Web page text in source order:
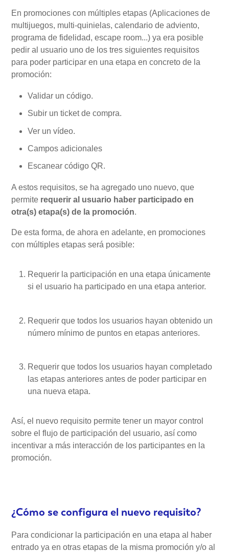
Preguntas Frecuentes
Actualizaciones
En promociones con múltiples etapas (Aplicaciones de
multijuegos, multi-quinielas, calendario de adviento,
programa de fidelidad, escape room...) ya era posible
pedir al usuario uno de los tres siguientes requisitos
para poder participar en una etapa en concreto de la
promoción:
Validar un código.
Subir un ticket de compra.
Ver un vídeo.
Campos adicionales
Escanear código QR.
A estos requisitos, se ha agregado uno nuevo, que
permite requerir al usuario haber participado en
otra(s) etapa(s) de la promoción.
De esta forma, de ahora en adelante, en promociones
con múltiples etapas será posible:
Requerir la participación en una etapa únicamente
si el usuario ha participado en una etapa anterior.
Requerir que todos los usuarios hayan obtenido un
número mínimo de puntos en etapas anteriores.
Requerir que todos los usuarios hayan completado
las etapas anteriores antes de poder participar en
una nueva etapa.
Así, el nuevo requisito permite tener un mayor control
sobre el flujo de participación del usuario, así como
incentivar a más interacción de los participantes en la
promoción.
¿Cómo se configura el nuevo requisito?
Para condicionar la participación en una etapa al haber
entrado ya en otras etapas de la misma promoción y/o al